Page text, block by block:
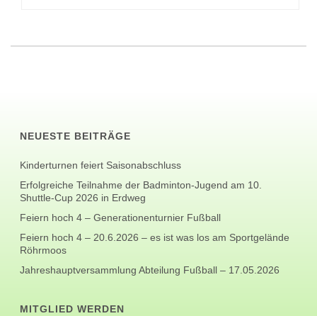
NEUESTE BEITRÄGE
Kinderturnen feiert Saisonabschluss
Erfolgreiche Teilnahme der Badminton-Jugend am 10.
Shuttle-Cup 2026 in Erdweg
Feiern hoch 4 – Generationenturnier Fußball
Feiern hoch 4 – 20.6.2026 – es ist was los am Sportgelände
Röhrmoos
Jahreshauptversammlung Abteilung Fußball – 17.05.2026
MITGLIED WERDEN